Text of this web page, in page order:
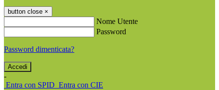
button close ×
Nome Utente
Password
Password dimenticata?
-
Entra con SPID Entra con CIE